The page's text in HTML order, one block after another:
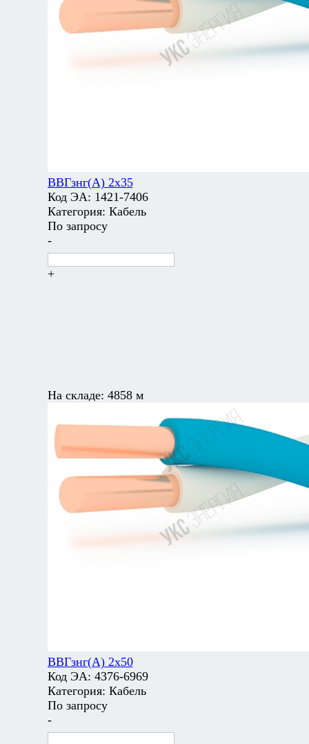
ВВГзнг(А) 2х35
Код ЭА: 1421-7406
Категория: Кабель
По запросу
-
+
На складе: 4858 м
ВВГзнг(А) 2х50
Код ЭА: 4376-6969
Категория: Кабель
По запросу
-